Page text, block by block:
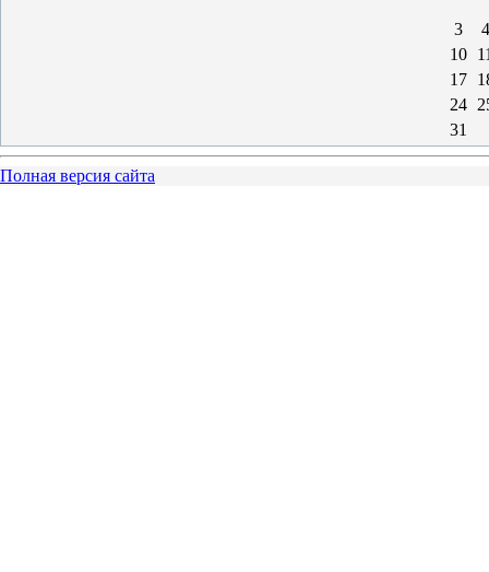
3
4
10
17
24
31
Полная версия сайта